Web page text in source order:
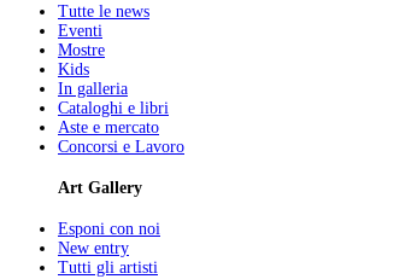
Tutte le news
Eventi
Mostre
Kids
In galleria
Cataloghi e libri
Aste e mercato
Concorsi e Lavoro
Art Gallery
Esponi con noi
New entry
Tutti gli artisti